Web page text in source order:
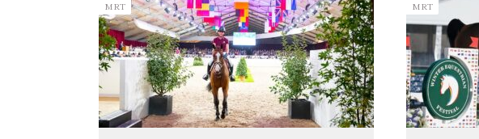
MRT MRT